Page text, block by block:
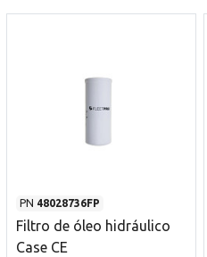
PN 48028736FP
Filtro de óleo hidráulico
Case CE